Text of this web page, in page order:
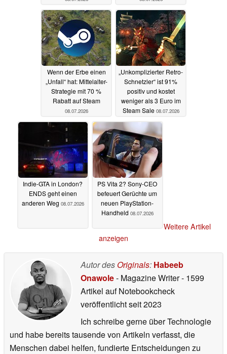
Wenn der Erbe einen
„Unfall“ hat: Mittelalter-
Strategie mit 70 %
Rabatt auf Steam
08.07.2026
„Unkomplizierter Retro-
Schnetzler“ ist 91%
positiv und kostet
weniger als 3 Euro im
Steam Sale 08.07.2026
Indie-GTA in London?
ENDS geht einen
anderen Weg 08.07.2026
PS Vita 2? Sony-CEO
befeuert Gerüchte um
neuen PlayStation-
Handheld 08.07.2026
Weitere Artikel
anzeigen
Autor des Originals: Habeeb
Onawole- Magazine Writer- 1599
Artikel auf Notebookcheck
veröffentlichtseit 2023
Ich schreibe gerne über Technologie
und habe bereits tausende von Artikeln verfasst, die
Menschen dabei helfen, fundierte Entscheidungen zu